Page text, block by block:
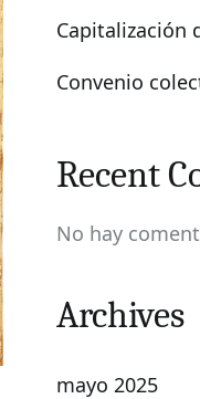
Capitalización
Convenio
Recent
No hay
Archives
mayo 2025